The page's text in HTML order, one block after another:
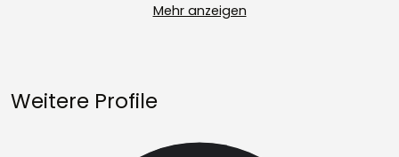
Mehr anzeigen
Weitere Profile